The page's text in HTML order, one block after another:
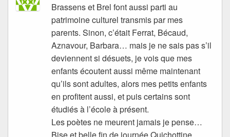
Brassens et Brel font aussi parti au
patrimoine culturel transmis par mes
parents. Sinon, c’était Ferrat, Bécaud,
Aznavour, Barbara… mais je ne sais pas s’il
deviennent si désuets, je vois que mes
enfants écoutent aussi même maintenant
qu’ils sont adultes, alors mes petits enfants
en profitent aussi, et puis certains sont
étudiés à l’école à présent.
Les poètes ne meurent jamais je pense…
Bise et belle fin de journée Quichottine